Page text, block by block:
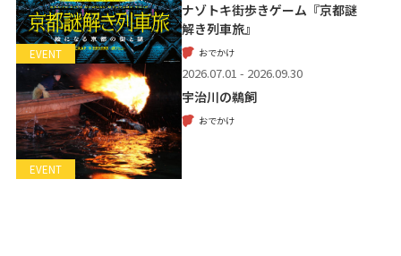
EVENT
ナゾトキ街歩きゲーム『京都謎
解き列車旅』
おでかけ
EVENT
2026.07.01 - 2026.09.30
宇治川の鵜飼
おでかけ